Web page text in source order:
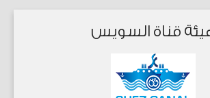
قناة السويس